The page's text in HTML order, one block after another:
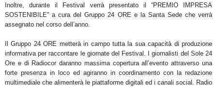
Inoltre, durante il Festival verrà presentato il “PREMIO IMPRESA
SOSTENIBILE” a cura del Gruppo 24 ORE e la Santa Sede che verrà
assegnato nel corso dell’anno.
Il Gruppo 24 ORE metterà in campo tutta la sua capacità di produzione
informativa per raccontare le giornate del Festival. I giornalisti del Sole 24
Ore e di Radiocor daranno massima copertura all’evento attraverso una
forte presenza in loco ed agiranno in coordinamento con la redazione
multimediale che alimenterà le piattaforme digitali ed i canali social . Radio